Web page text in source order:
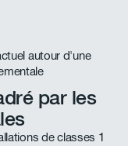
par les
de classes 1